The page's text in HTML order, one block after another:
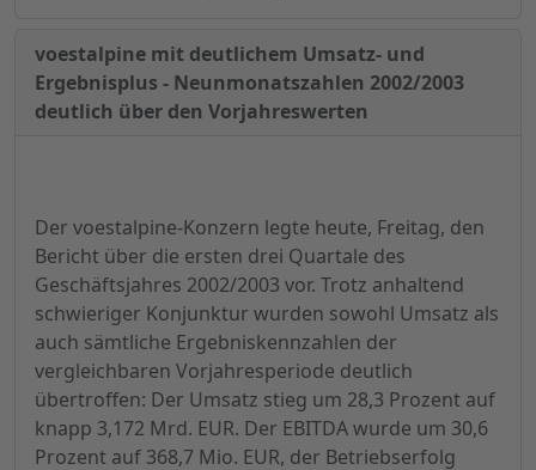
voestalpine mit deutlichem Umsatz- und
Ergebnisplus - Neunmonatszahlen 2002/2003
deutlich über den Vorjahreswerten
Der voestalpine-Konzern legte heute, Freitag, den
Bericht über die ersten drei Quartale des
Geschäftsjahres 2002/2003 vor. Trotz anhaltend
schwieriger Konjunktur wurden sowohl Umsatz als
auch sämtliche Ergebniskennzahlen der
vergleichbaren Vorjahresperiode deutlich
übertroffen: Der Umsatz stieg um 28,3 Prozent auf
knapp 3,172 Mrd. EUR. Der EBITDA wurde um 30,6
Prozent auf 368,7 Mio. EUR, der Betriebserfolg